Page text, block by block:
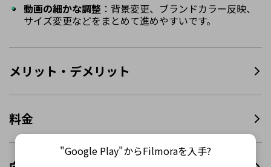
動画の細かな調整 ：背景変更、ブランドカラー反映、
サイズ変更などをまとめて進めやすいです。
メリット・デメリット
料金
"Google Play"からFilmoraを入手?